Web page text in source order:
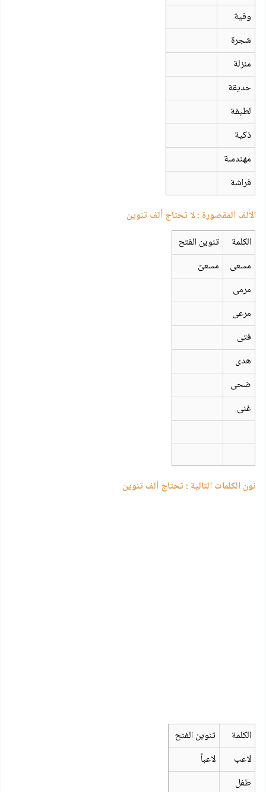
وفية
شجرة
منزلة
حديقة
لطيفة
ذكية
مهندسة
فراشة
الألف المقصورة : لا تحتاج ألف تنوين
الكلمة
تنوين الفتح
مسعى
مسعىً
مرمى
مرعى
فتى
هدى
ضحى
غنى
نون الكلمات التالية : تحتاج ألف تنوين
الكلمة
تنوين الفتح
لاعب
لاعباً
طفل